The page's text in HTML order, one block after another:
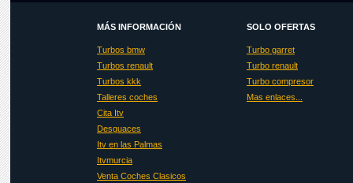
MÁS INFORMACIÓN
Turbos bmw
Turbos renault
Turbos kkk
Talleres coches
Cita Itv
Desguaces
Itv en las Palmas
Itvmurcia
Venta Coches Clasicos
SOLO OFERTAS
Turbo garret
Turbo renault
Turbo compresor
Mas enlaces...